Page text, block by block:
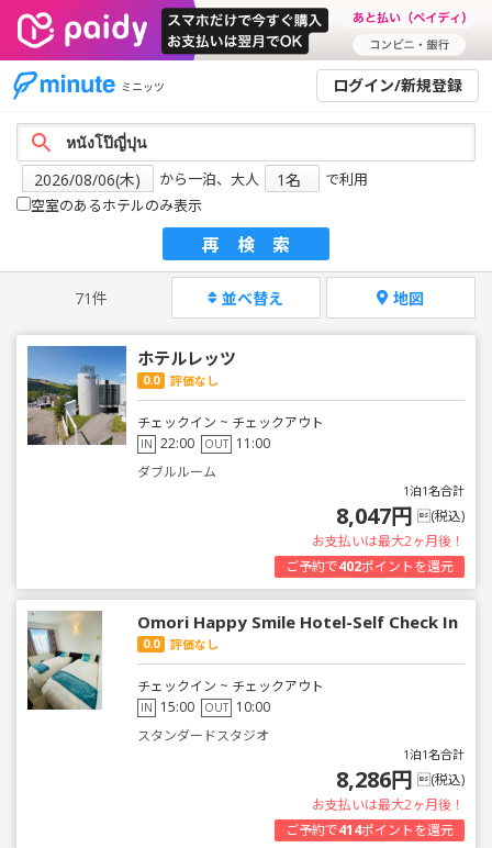
ミニッツ ログイン/新規登録
から一泊、大人
で利用
空室のあるホテルのみ表示
再検索
71件 並べ替え 地図
ホテルレッツ
0.0 評価なし
チェックイン ~ チェックアウト
IN 22:00 OUT 11:00
ダブルルーム
1泊1名合計
8,047円 (税込)
お支払いは最大2ヶ月後！
ご予約で402ポイントを還元
Omori Happy Smile Hotel-Self Check In
0.0 評価なし
チェックイン ~ チェックアウト
IN 15:00 OUT 10:00
スタンダードスタジオ
1泊1名合計
8,286円 (税込)
お支払いは最大2ヶ月後！
ご予約で414ポイントを還元